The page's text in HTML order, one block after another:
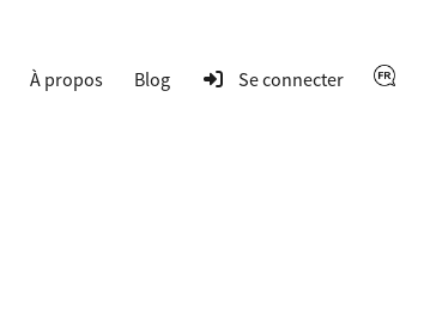
À propos Blog Se connecter